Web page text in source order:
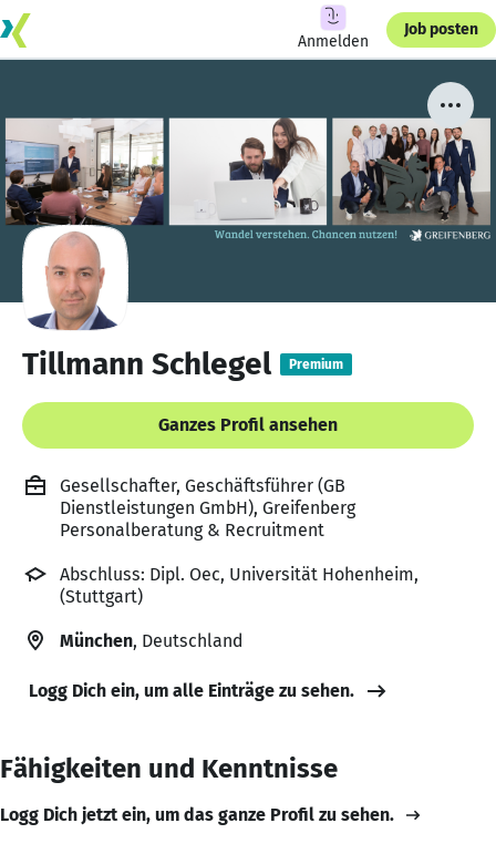
Anmelden
Job posten
Tillmann Schlegel Premium
Ganzes Profil ansehen
Gesellschafter, Geschäftsführer (GB
Dienstleistungen GmbH), Greifenberg
Personalberatung & Recruitment
Abschluss: Dipl. Oec, Universität Hohenheim,
(Stuttgart)
München, Deutschland
Logg Dich ein, um alle Einträge zu sehen.
Fähigkeiten und Kenntnisse
Logg Dich jetzt ein, um das ganze Profil zu sehen.